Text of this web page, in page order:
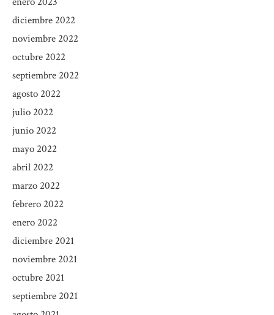
diciembre 2022
noviembre 2022
octubre 2022
septiembre 2022
agosto 2022
julio 2022
junio 2022
mayo 2022
abril 2022
marzo 2022
febrero 2022
enero 2022
diciembre 2021
noviembre 2021
octubre 2021
septiembre 2021